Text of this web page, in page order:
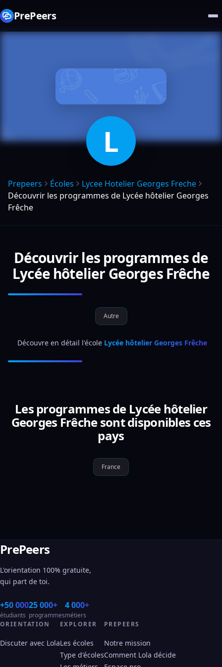
PrePeers
L
Prepeers Écoles
Lycee Hotelier Georges Freche
Découvrir les programmes de Lycée hôtelier Georges
Frêche
Découvrir les programmes de
Lycée hôtelier Georges Frêche
Autre
Découvre en détail l'école Lycée hôtelier Georges Frêche
Les programmes de Lycée hôtelier
Georges Frêche sont disponibles ces
pays
France
PrePeers
L'orientation 100% gratuite,
qui part de toi.
+50 000
étudiants
25 000+
programmes
4 000+
métiers
ORIENTATION
Discuter avec Lola
EXPLORER
Les écoles
Type d'écoles
PREPEERS
Notre mission
Comment Lola décide